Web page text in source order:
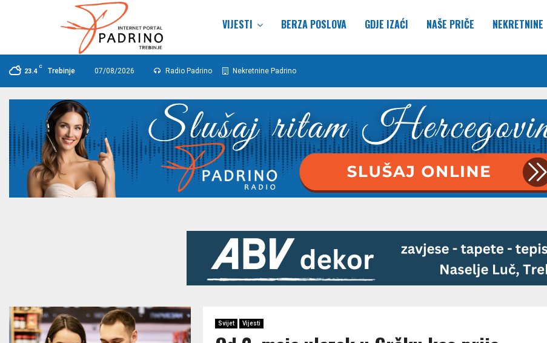
VIJESTI BERZA POSLOVA GDJE IZAĆI NAŠE PRIČE NEKRETNINE
23.4
C
Trebinje 07/08/2026 Radio Padrino Nekretnine Padrino
Svijet Vijesti